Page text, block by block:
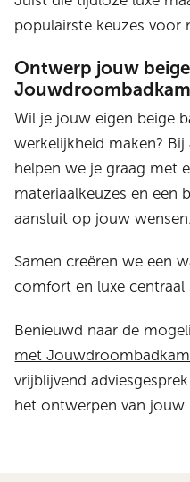
populairste keuzes voor
Ontwerp jouw
Wil je jouw eigen beige
werkelijkheid maken?
helpen we je graag met
materiaalkeuzes en een
aansluit op jouw wensen.
Samen creëren we een
comfort en luxe centraal
Benieuwd naar de
met
vrijblijvend
het ontwerpen van jouw